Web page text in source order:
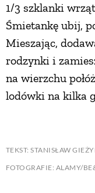
1/3 szklanki
Śmietankę ubij,
Mieszając,
rodzynki i
na wierzchu
lodówki na kilka
TEKST: STANISŁAW
FOTOGRAFIE: ALAMY/